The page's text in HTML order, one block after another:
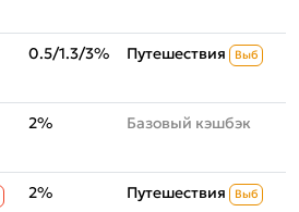
0.5/1.3/3% Путешествия Выб
2% Базовый кэшбэк
2% Путешествия Выб